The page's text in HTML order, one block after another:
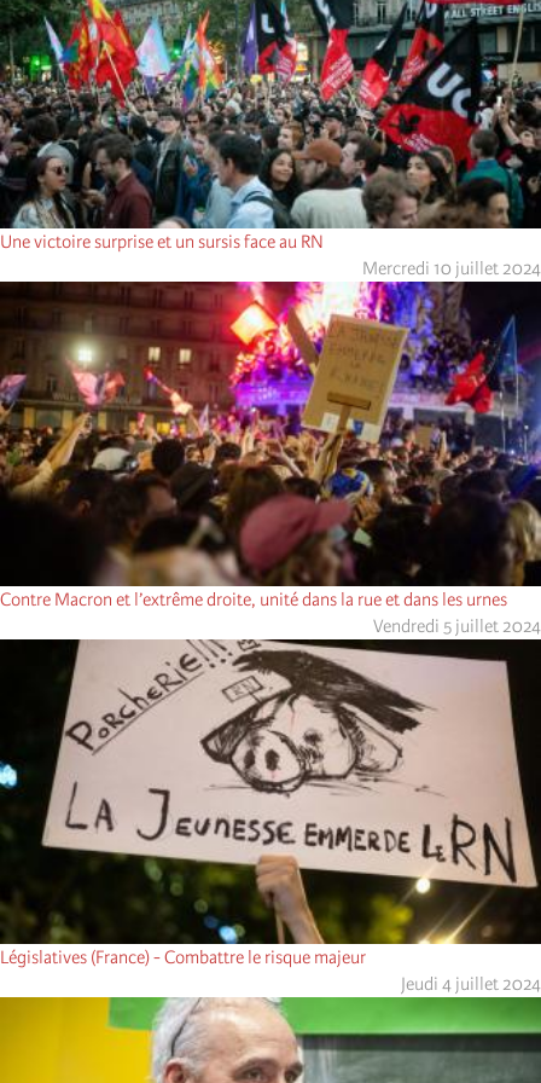
Une victoire surprise et un sursis face au RN
Mercredi 10 juillet 2024
Contre Macron et l’extrême droite, unité dans la rue et dans les urnes
Vendredi 5 juillet 2024
Législatives (France) - Combattre le risque majeur
Jeudi 4 juillet 2024